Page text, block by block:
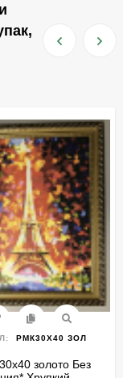
РМК30Х40 ЗОЛ
золото Без